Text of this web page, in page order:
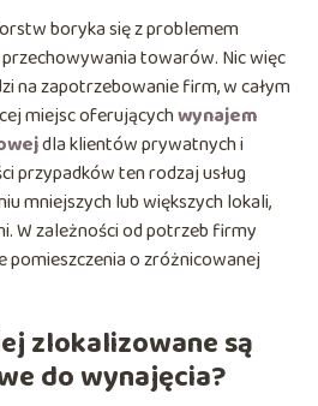
boryka się z problemem
towarów. Nic więc
na zapotrzebowanie firm, w całym
miejsc oferującychwynajem
dla klientów prywatnych i
przypadków ten rodzaj usług
mniejszych lub większych lokali,
W zależności od potrzeb firmy
pomieszczenia o zróżnicowanej
zlokalizowane są
do wynajęcia?